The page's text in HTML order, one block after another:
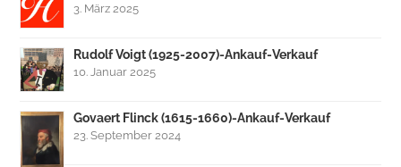
3. März 2025
Rudolf Voigt (1925-2007)-Ankauf-Verkauf
10. Januar 2025
Govaert Flinck (1615-1660)-Ankauf-Verkauf
23. September 2024